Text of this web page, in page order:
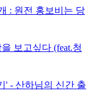
: 원전 홍보비는 당
보고싶다 (feat.청
' - 산하님의 신간 출